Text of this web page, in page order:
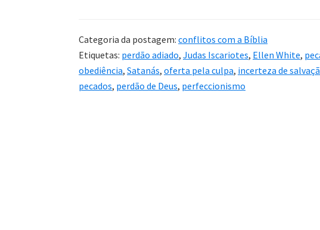
Categoria da postagem: conflitos com a Bíblia
Etiquetas: perdão adiado, Judas Iscariotes, Ellen White,
obediência, Satanás, oferta pela culpa, incerteza de
pecados, perdão de Deus, perfeccionismo